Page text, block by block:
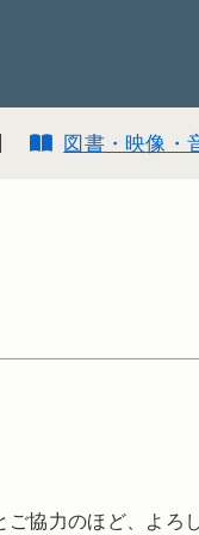
図書・映像・
協力のほど、よろ